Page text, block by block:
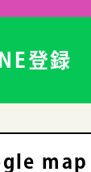
登録
map